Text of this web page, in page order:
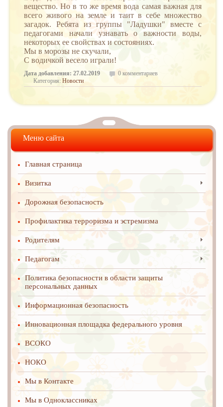
вещество. Но в то же время вода самая важная для
всего живого на земле и таит в себе множество
загадок. Ребята из группы "Ладушки" вместе с
педагогами начали узнавать о важности воды,
некоторых ее свойствах и состояниях.
Мы в морозы не скучали,
С водичкой весело играли!
Дата добавления: 27.02.2019
0 комментариев
Категория: Новости
Меню сайта
Главная страница
Визитка
Дорожная безопасность
Профилактика терроризма и эстремизма
Родителям
Педагогам
Политика безопасности в области защиты
персональных данных
Информационная безопасность
Инновационная площадка федерального уровня
ВСОКО
НОКО
Мы в Контакте
Мы в Одноклассниках